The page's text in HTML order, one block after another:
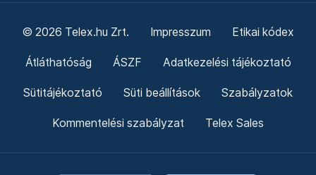
© 2026 Telex.hu Zrt. Impresszum Etikai kódex
Átláthatóság ÁSZF Adatkezelési tájékoztató
Sütitájékoztató Süti beállítások Szabályzatok
Kommentelési szabályzat Telex Sales